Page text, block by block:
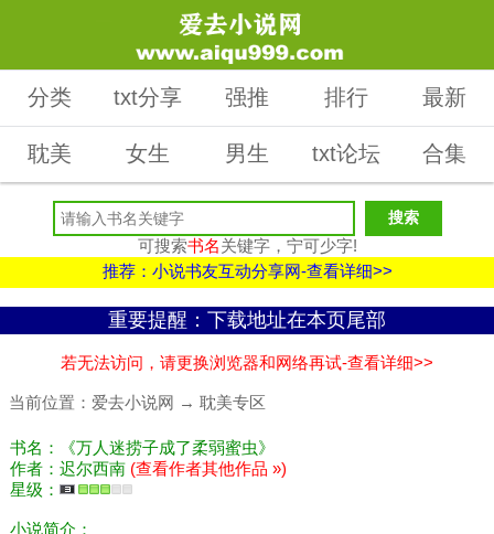
分类 txt分享 强推 排行 最新
耽美 女生 男生 txt论坛 合集
可搜索书名关键字，宁可少字!
推荐：小说书友互动分享网-查看详细>>
重要提醒：下载地址在本页尾部
若无法访问，请更换浏览器和网络再试-查看详细>>
当前位置： 爱去小说网 → 耽美专区
书名：《万人迷捞子成了柔弱蜜虫》
作者：迟尔西南 (查看作者其他作品 »)
星级：
小说简介：